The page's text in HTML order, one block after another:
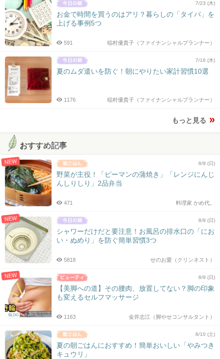
7/23 (木)
お金で時間を買うのはアリ？暮らしの「タイパ」を
上げる事例5つ
稲村優貴子（ファイナンシャルプランナー）
591
7/16 (木)
夏のムダ遣いを防ぐ！朝にやりたい家計習慣10選
稲村優貴子（ファイナンシャルプランナー）
1176
もっと見る
おすすめ記事
NEW 8/9 (日)
野菜が主役！「ピーマンの蒲焼き」「レンジにんじ
んしりしり」2品弁当
料理家 かめ代。
471
NEW 8/9 (日)
シャワーだけだと要注意！お風呂の排水口の「にお
い・ぬめり」を防ぐ簡単習慣3つ
せのお愛（クリンネスト）
5818
NEW
BLOG
8/9 (日)
【美脚への道】その腰肉、放置してない？脚の印象
も変えるセルフマッサージ
金井志江（脚やせコンサルタント）
1163
8/10 (土)
夏の朝ごはんにおすすめ！簡単おいしい「やみつき
キュウリ」